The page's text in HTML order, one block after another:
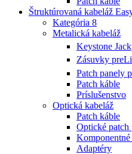
Štruktúrovaná kabeláž
Kategória 8
Metalická kabeláž
Keystone
Zásuvky
Patch panely
Patch káble
Príslušenstvo
Optická kabeláž
Patch káble
Optické patch
Adaptéry